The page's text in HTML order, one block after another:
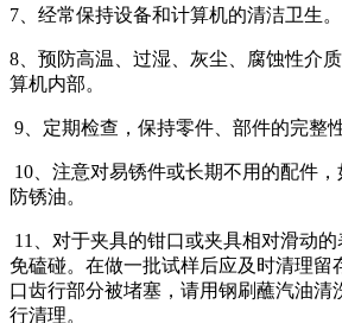
7、经常保持设备和计算机的清洁卫生。
8、预防高温、过湿、灰尘、腐蚀性介
算机内部。
9、定期检查，保持零件、部件的完整性
10、注意对易锈件或长期不用的配件
防锈油。
11、对于夹具的钳口或夹具相对滑动
免磕碰。在做一批试样后应及时清理留
口齿行部分被堵塞，请用钢刷蘸汽油清
行清理。